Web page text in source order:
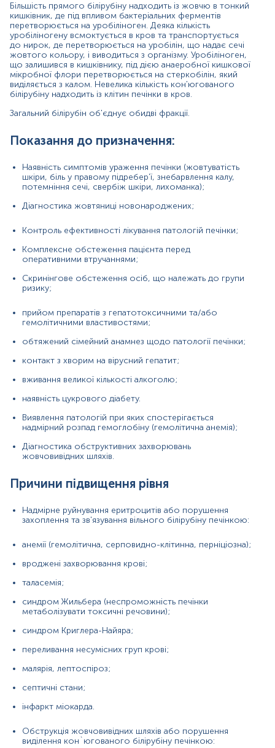
Скринінгове обстеження осіб, що належать до
групи ризику;
прийом препаратів з гепатотоксичними та/або
гемолітичними властивостями;
обтяжений сімейний анамнез щодо патології
печінки;
наявність цукрового діабету.
Виявлення патологій при яких спостерігається
надмірний розпад гемоглобіну (гемолітична
анемія);
Діагностика обструктивних захворювань
Надмірне руйнування еритроцитів або
білірубіну печінкою:
перніціозна);
синдром Жильбера (неспроможність печінки
метаболізувати токсичні речовини);
синдром Криглера-Найяра;
переливання несумісних груп крові;
малярія, лептоспіроз;
інфаркт міокарда.
Обструкція жовчовивідних шляхів або порушення
виділення кон`югованого білірубіну печінкою:
цироз печінки;
синдром Дабіна-Джонсона - порушення
транспорту прямого білірубіну з гепатоцитів у
жовч;
атрезія жовчовивідних шляхів у новонароджених;
пухлина головки підшлункової залози;
холестаз вагітних.
Більшість прямого білірубіну надходить із жовчю в тонкий
кишківник, де під впливом бактеріальних ферментів
перетворюється на уробіліноген. Деяка кількість
уробіліногену всмоктується в кров та транспортується
до нирок, де перетворюється на уробілін, що надає сечі
жовтого кольору, і виводиться з організму. Уробіліноген,
що залишився в кишківнику, під дією анаеробної кишкової
мікробної флори перетворюється на стеркобілін, який
виділяється з калом. Невелика кількість кон'югованого
білірубіну надходить із клітин печінки в кров.
Загальний білірубін об'єднує обидві фракції.
Показання до призначення:
Наявність симптомів ураження печінки (жовтуватість
шкіри, біль у правому підребер'ї, знебарвлення калу,
потемніння сечі, свербіж шкіри, лихоманка);
Діагностика жовтяниці новонароджених;
Контроль ефективності лікування патологій печінки;
Комплексне обстеження пацієнта перед
оперативними втручаннями;
Скринінгове обстеження осіб, що належать до групи
ризику;
прийом препаратів з гепатотоксичними та/або
гемолітичними властивостями;
обтяжений сімейний анамнез щодо патології печінки;
контакт з хворим на вірусний гепатит;
вживання великої кількості алкоголю;
наявність цукрового діабету.
Виявлення патологій при яких спостерігається
надмірний розпад гемоглобіну (гемолітична анемія);
Діагностика обструктивних захворювань
жовчовивідних шляхів.
Причини підвищення рівня
Надмірне руйнування еритроцитів або порушення
захоплення та зв'язування вільного білірубіну печінкою:
анемії (гемолітична, серповидно-клітинна, перніціозна);
вроджені захворювання крові;
таласемія;
синдром Жильбера (неспроможність печінки
метаболізувати токсичні речовини);
синдром Криглера-Найяра;
переливання несумісних груп крові;
малярія, лептоспіроз;
септичні стани;
інфаркт міокарда.
Обструкція жовчовивідних шляхів або порушення
виділення кон`югованого білірубіну печінкою: